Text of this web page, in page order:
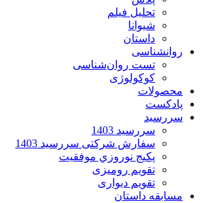
تحلیل فیلم
شیوانا
داستان
روانشناسی
تست روان‌شناسی
کوکولوژی
محصولات
پادکست
سررسید
سررسید 1403
سفارش شرکتی سررسید 1403
پکيج نوروزي موفقيت
تقویم رومیزی
تقویم دیواری
مسابقه داستان